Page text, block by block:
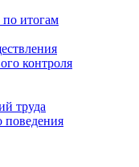
итогам
контроля
труда
поведения